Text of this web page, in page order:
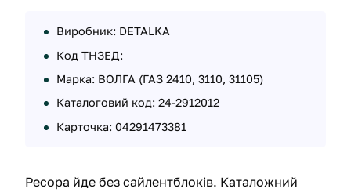
Виробник: DETALKA
Код ТНЗЕД:
Марка: ВОЛГА (ГАЗ 2410, 3110, 31105)
Каталоговий код: 24-2912012
Карточка: 04291473381
Ресора йде без сайлентблоків. Каталожний